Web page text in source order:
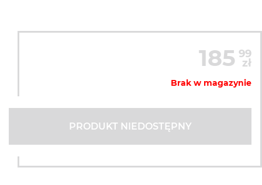
185 99
zł
Brak w magazynie
PRODUKT NIEDOSTĘPNY